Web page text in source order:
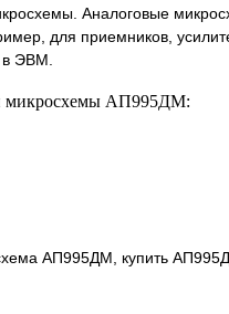
Аналоговые
для приемников,
ЭВМ.
микросхемы АП995ДМ:
АП995ДМ, купить